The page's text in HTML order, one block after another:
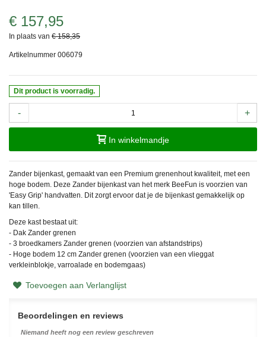
€ 157,95
In plaats van € 158,35
Artikelnummer 006079
Dit product is voorradig.
- +
In winkelmandje
Zander bijenkast, gemaakt van een Premium grenenhout kwaliteit, met een
hoge bodem. Deze Zander bijenkast van het merk BeeFun is voorzien van
'Easy Grip' handvatten. Dit zorgt ervoor dat je de bijenkast gemakkelijk op
kan tillen.
Deze kast bestaat uit:
- Dak Zander grenen
- 3 broedkamers Zander grenen (voorzien van afstandstrips)
- Hoge bodem 12 cm Zander grenen (voorzien van een vlieggat
verkleinblokje, varroalade en bodemgaas)
Toevoegen aan Verlanglijst
Beoordelingen en reviews
Niemand heeft nog een review geschreven